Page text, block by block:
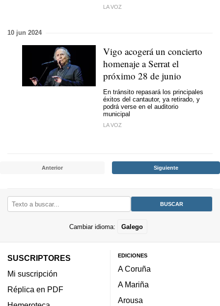
LA VOZ
10 jun 2024
Vigo acogerá un concierto
homenaje a Serrat el
próximo 28 de junio
En tránsito repasará los principales
éxitos del cantautor, ya retirado, y
podrá verse en el auditorio
municipal
LA VOZ
Anterior Siguiente
Cambiar idioma: Galego
SUSCRIPTORES
Mi suscripción
Réplica en PDF
EDICIONES
A Coruña
A Mariña
Arousa